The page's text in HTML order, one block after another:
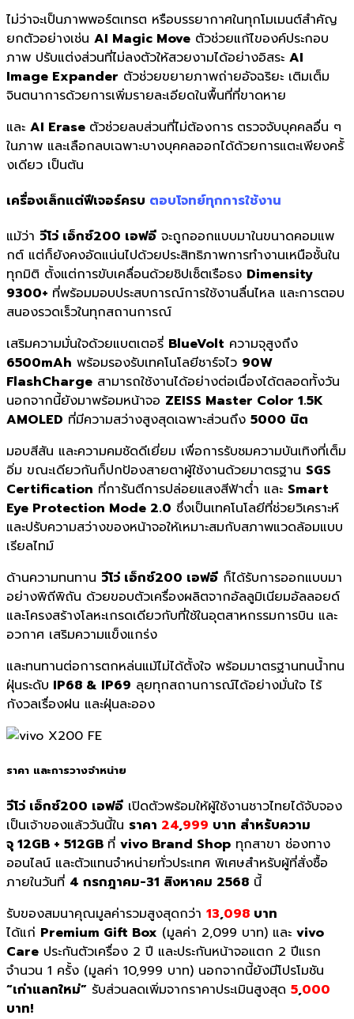
ไม่ว่าจะเป็นภาพพอร์ตเทรต หรือบรรยากาศในทุกโมเมนต์สำคัญ
ยกตัวอย่างเช่น AI Magic Move ตัวช่วยแก้ไของค์ประกอบ
ภาพ ปรับแต่งส่วนที่ไม่ลงตัวให้สวยงามได้อย่างอิสระ AI
Image Expander ตัวช่วยขยายภาพถ่ายอัจฉริยะ เติมเต็ม
จินตนาการด้วยการเพิ่มรายละเอียดในพื้นที่ที่ขาดหาย
และ AI Erase ตัวช่วยลบส่วนที่ไม่ต้องการ ตรวจจับบุคคลอื่น ๆ
ในภาพ และเลือกลบเฉพาะบางบุคคลออกได้ด้วยการแตะเพียงครั้
งเดียว เป็นต้น
เครื่องเล็กแต่ฟีเจอร์ครบ ตอบโจทย์ทุกการใช้งาน
แม้ว่า วีโว่ เอ็กซ์200 เอฟอี จะถูกออกแบบมาในขนาดคอมแพ
กต์ แต่ก็ยังคงอัดแน่นไปด้วยประสิทธิภาพการทำงานเหนือชั้นใน
ทุกมิติ ตั้งแต่การขับเคลื่อนด้วยชิปเซ็ตเรือธง Dimensity
9300+ ที่พร้อมมอบประสบการณ์การใช้งานลื่นไหล และการตอบ
สนองรวดเร็วในทุกสถานการณ์
เสริมความมั่นใจด้วยแบตเตอรี่ BlueVolt ความจุสูงถึง
6500mAh พร้อมรองรับเทคโนโลยีชาร์จไว 90W
FlashCharge สามารถใช้งานได้อย่างต่อเนื่องได้ตลอดทั้งวัน
นอกจากนี้ยังมาพร้อมหน้าจอ ZEISS Master Color 1.5K
AMOLED ที่มีความสว่างสูงสุดเฉพาะส่วนถึง 5000 นิต
มอบสีสัน และความคมชัดดีเยี่ยม เพื่อการรับชมความบันเทิงที่เต็ม
อิ่ม ขณะเดียวกันก็ปกป้องสายตาผู้ใช้งานด้วยมาตรฐาน SGS
Certification ที่การันตีการปล่อยแสงสีฟ้าต่ำ และ Smart
Eye Protection Mode 2.0 ซึ่งเป็นเทคโนโลยีที่ช่วยวิเคราะห์
และปรับความสว่างของหน้าจอให้เหมาะสมกับสภาพแวดล้อมแบบ
เรียลไทม์
ด้านความทนทาน วีโว่ เอ็กซ์200 เอฟอี ก็ได้รับการออกแบบมา
อย่างพิถีพิถัน ด้วยขอบตัวเครื่องผลิตจากอัลลูมิเนียมอัลลอยด์
และโครงสร้างโลหะเกรดเดียวกับที่ใช้ในอุตสาหกรรมการบิน และ
อวกาศ เสริมความแข็งแกร่ง
และทนทานต่อการตกหล่นแม้ไม่ได้ตั้งใจ พร้อมมาตรฐานทนน้ำทน
ฝุ่นระดับ IP68 & IP69 ลุยทุกสถานการณ์ได้อย่างมั่นใจ ไร้
กังวลเรื่องฝน และฝุ่นละออง
ราคา และการวางจำหน่าย
วีโว่ เอ็กซ์200 เอฟอี เปิดตัวพร้อมให้ผู้ใช้งานชาวไทยได้จับจอง
เป็นเจ้าของแล้ววันนี้ใน ราคา 24,999 บาท สำหรับความ
จุ 12GB + 512GB ที่ vivo Brand Shop ทุกสาขา ช่องทาง
ออนไลน์ และตัวแทนจำหน่ายทั่วประเทศ พิเศษสำหรับผู้ที่สั่งซื้อ
ภายในวันที่ 4 กรกฎาคม-31 สิงหาคม 2568 นี้
รับของสมนาคุณมูลค่ารวมสูงสุดกว่า 13,098 บาท
ได้แก่ Premium Gift Box (มูลค่า 2,099 บาท) และ vivo
Care ประกันตัวเครื่อง 2 ปี และประกันหน้าจอแตก 2 ปีแรก
จำนวน 1 ครั้ง (มูลค่า 10,999 บาท) นอกจากนี้ยังมีโปรโมชัน
“เก่าแลกใหม่” รับส่วนลดเพิ่มจากราคาประเมินสูงสุด 5,000
บาท!